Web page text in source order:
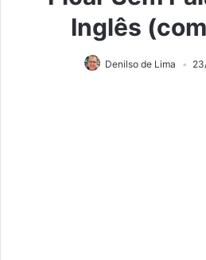
Inglês
Denilso de Lima